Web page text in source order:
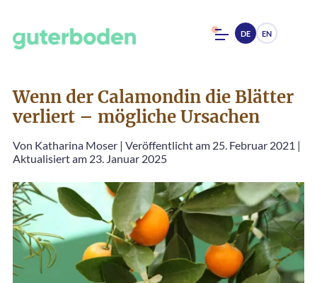
DE EN
Wenn der Calamondin die Blätter
verliert – mögliche Ursachen
Von Katharina Moser | Veröffentlicht am 25. Februar 2021 |
Aktualisiert am 23. Januar 2025